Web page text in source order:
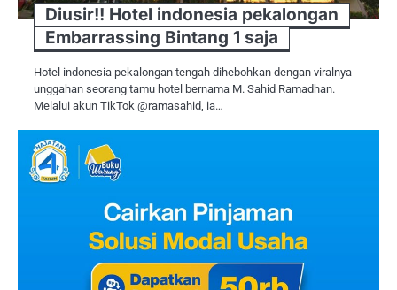
Diusir!! Hotel indonesia pekalongan
Embarrassing Bintang 1 saja
Hotel indonesia pekalongan tengah dihebohkan dengan viralnya
unggahan seorang tamu hotel bernama M. Sahid Ramadhan.
Melalui akun TikTok @ramasahid, ia…